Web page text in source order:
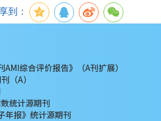
到：